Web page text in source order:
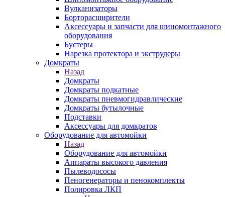
Вулканизаторы
Борторасширители
Аксессуары и запчасти для шиномонтажного
оборудования
Бустеры
Нарезка протектора и экструдеры
Домкраты
Назад
Домкраты
Домкраты подкатные
Домкраты пневмогидравлические
Домкраты бутылочные
Подставки
Аксессуары для домкратов
Оборудование для автомойки
Назад
Оборудование для автомойки
Аппараты высокого давления
Пылеводососы
Пеногенераторы и пенокомплекты
Полировка ЛКП